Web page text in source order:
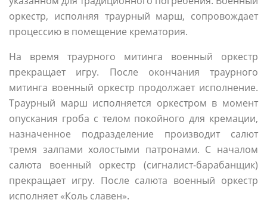
оркестр, исполняя траурный марш, сопровождает
процессию в помещение крематория.
На время траурного митинга военный оркестр
прекращает игру. После окончания траурного
митинга военный оркестр продолжает исполнение.
Траурный марш исполняется оркестром в момент
опускания гроба с телом покойного для кремации,
назначенное подразделение производит салют
тремя залпами холостыми патронами. С началом
салюта военный оркестр (сигналист-барабанщик)
прекращает игру. После салюта военный оркестр
исполняет «Коль славен».